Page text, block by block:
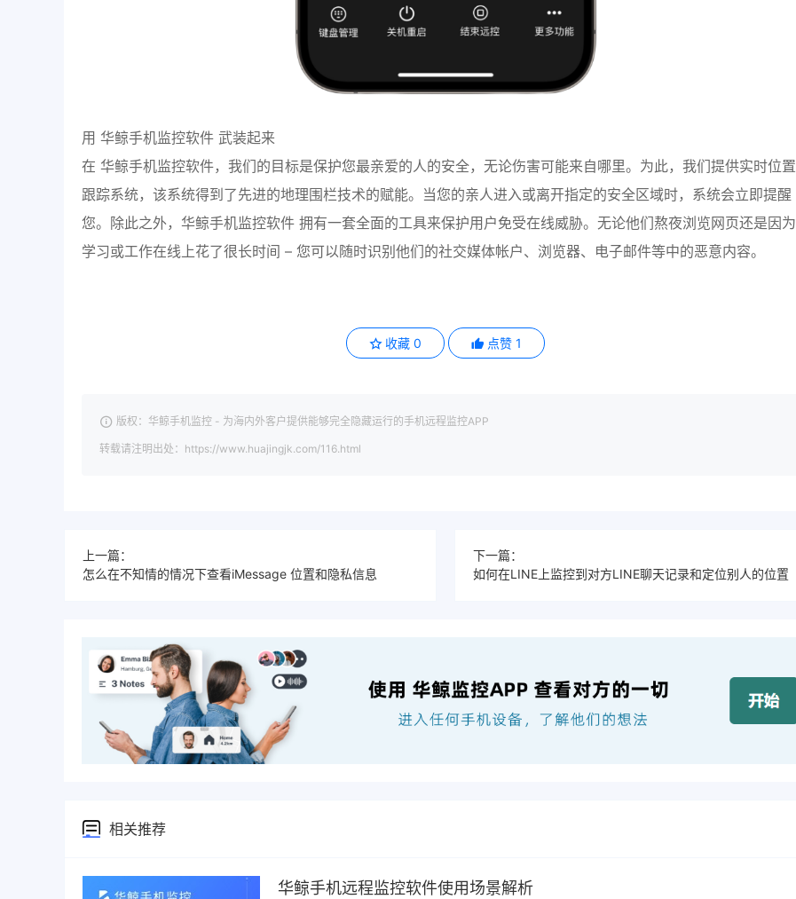
用 华鲸手机监控软件 武装起来
在 华鲸手机监控软件，我们的目标是保护您最亲爱的人的安全，无论伤害可能来自哪里。为此，我们提供实时位置
跟踪系统，该系统得到了先进的地理围栏技术的赋能。当您的亲人进入或离开指定的安全区域时，系统会立即提醒
您。除此之外，华鲸手机监控软件 拥有一套全面的工具来保护用户免受在线威胁。无论他们熬夜浏览网页还是因为
学习或工作在线上花了很长时间 – 您可以随时识别他们的社交媒体帐户、浏览器、电子邮件等中的恶意内容。
收藏 0 点赞 1
版权：华鲸手机监控 - 为海内外客户提供能够完全隐藏运行的手机远程监控APP
转载请注明出处：https://www.huajingjk.com/116.html
上一篇：
怎么在不知情的情况下查看iMessage 位置和隐私信息
下一篇：
如何在LINE上监控到对方LINE聊天记录和定位别人的位置
相关推荐
华鲸手机远程监控软件使用场景解析